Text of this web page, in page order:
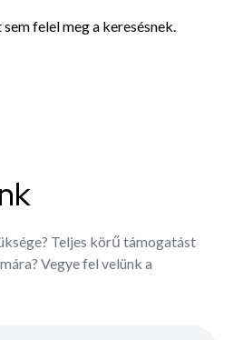
felel meg a keresésnek.
Teljes körű támogatást
Vegye fel velünk a